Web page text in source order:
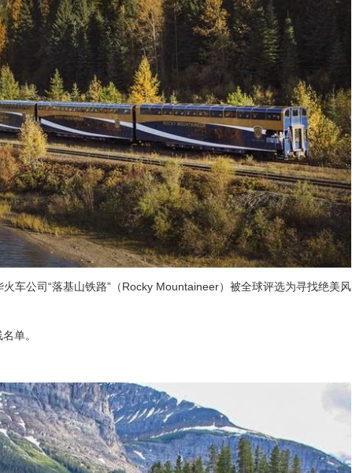
火车公司“落基山铁路”（Rocky Mountaineer）被全球评选为寻找绝美风
单。